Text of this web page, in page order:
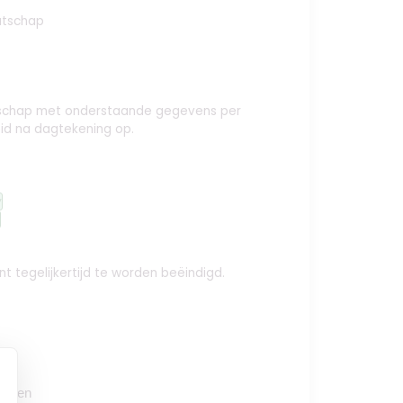
met onderstaande gegevens per
na dagtekening op.
tegelijkertijd te worden beëindigd.